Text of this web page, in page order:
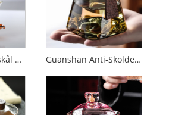
Varmebestandig skål med farvet glas Guanshan Anti-Skolde Glasskål